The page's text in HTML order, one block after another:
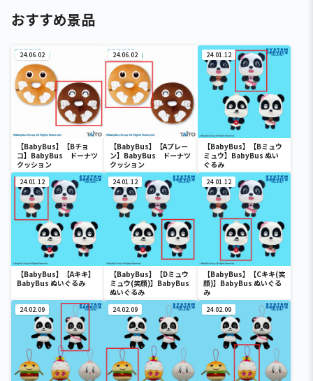
おすすめ景品
24.06.02
【BabyBus】【Bチョ
コ】BabyBus ドーナツ
クッション
24.06.02
【BabyBus】【Aプレー
ン】BabyBus ドーナツ
クッション
24.01.12
【BabyBus】【Bミュウ
ミュウ】BabyBus ぬい
ぐるみ
24.01.12
【BabyBus】【Aキキ】
BabyBus ぬいぐるみ
24.01.12
【BabyBus】【Dミュウ
ミュウ(笑顔)】BabyBus
ぬいぐるみ
24.01.12
【BabyBus】【Cキキ(笑
顔)】BabyBus ぬいぐる
み
24.02.09 24.02.09 24.02.09